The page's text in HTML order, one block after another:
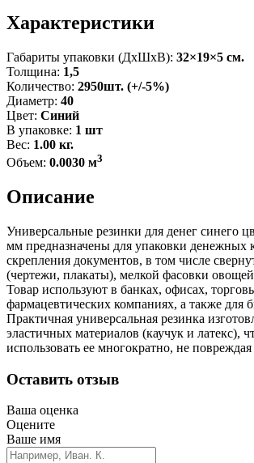
Характеристики
Габариты упаковки (ДxШxВ): 32×19×5 см.
Толщина: 1,5
Количество: 2950шт. (+/-5%)
Диаметр: 40
Цвет: Синий
В упаковке: 1 шт
Вес: 1.00 кг.
Объем: 0.0030 м3
Описание
Универсальные резинки для денег синего
мм предназначены для упаковки денежных
скрепления документов, в том числе
(чертежи, плакаты), мелкой фасовки
Товар используют в банках, офисах,
фармацевтических компаниях, а также для
Практичная универсальная резинка
эластичных материалов (каучук и латекс),
использовать ее многократно, не повреждая
Оставить отзыв
Ваша оценка
Оцените
Ваше имя